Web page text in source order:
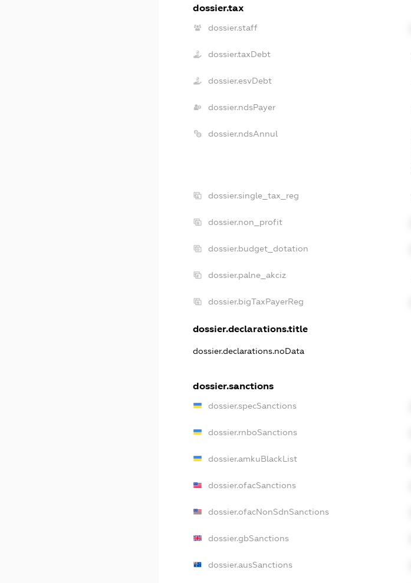
dossier.tax
dossier.staff
dossier.taxDebt
dossier.esvDebt
dossier.ndsPayer
dossier.ndsAnnul
dossier.single_tax_reg
dossier.non_profit
dossier.budget_dotation
dossier.palne_akciz
dossier.bigTaxPayerReg
dossier.declarations.title
dossier.declarations.noData
dossier.sanctions
dossier.specSanctions
dossier.rnboSanctions
dossier.amkuBlackList
dossier.ofacSanctions
dossier.ofacNonSdnSanctions
dossier.gbSanctions
dossier.ausSanctions